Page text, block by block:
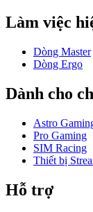
Làm việc
Dòng Master
Dòng Ergo
Dành cho
Astro
Pro Gaming
SIM Racing
Thiết bị
Hỗ trợ